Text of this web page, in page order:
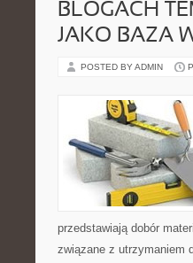
BLOGACH
JAKO BAZA
POSTED BY ADMIN
przedstawiają dobór
związane z utrzymaniem